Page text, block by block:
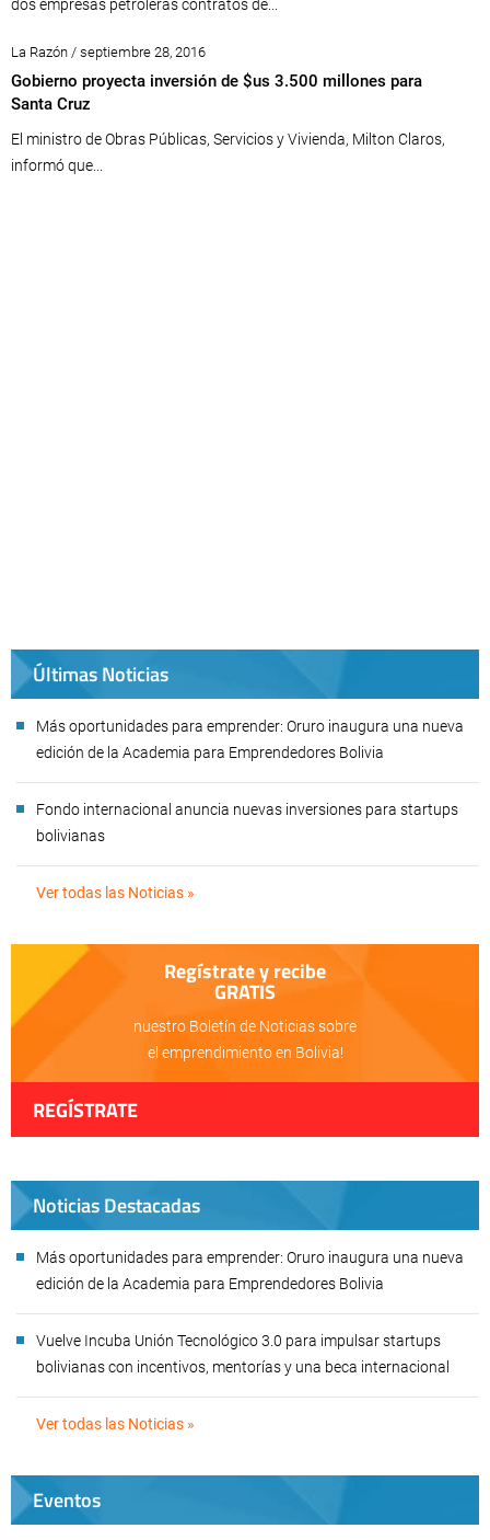
dos empresas petroleras contratos de...
La Razón / septiembre 28, 2016
Gobierno proyecta inversión de $us 3.500 millones para
Santa Cruz
El ministro de Obras Públicas, Servicios y Vivienda, Milton Claros,
informó que...
Últimas Noticias
Más oportunidades para emprender: Oruro inaugura una nueva
edición de la Academia para Emprendedores Bolivia
Fondo internacional anuncia nuevas inversiones para startups
bolivianas
Ver todas las Noticias »
Regístrate y recibe
GRATIS
nuestro Boletín de Noticias sobre
el emprendimiento en Bolivia!
REGÍSTRATE
Noticias Destacadas
Más oportunidades para emprender: Oruro inaugura una nueva
edición de la Academia para Emprendedores Bolivia
Vuelve Incuba Unión Tecnológico 3.0 para impulsar startups
bolivianas con incentivos, mentorías y una beca internacional
Ver todas las Noticias »
Eventos